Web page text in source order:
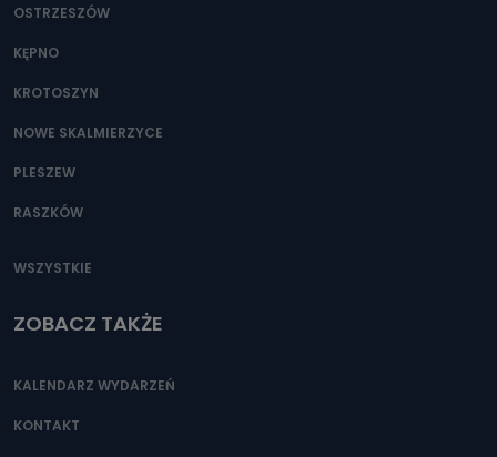
OSTRZESZÓW
KĘPNO
KROTOSZYN
NOWE SKALMIERZYCE
PLESZEW
RASZKÓW
WSZYSTKIE
ZOBACZ TAKŻE
KALENDARZ WYDARZEŃ
KONTAKT